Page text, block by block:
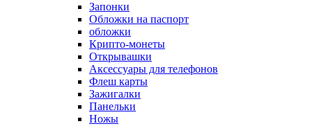
Запонки
Обложки на паспорт
обложки
Крипто-монеты
Открывашки
Аксессуары для телефонов
Флеш карты
Зажигалки
Панельки
Ножы